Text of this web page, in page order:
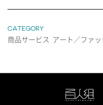
CATEGORY
商品サービス アート／ファッ